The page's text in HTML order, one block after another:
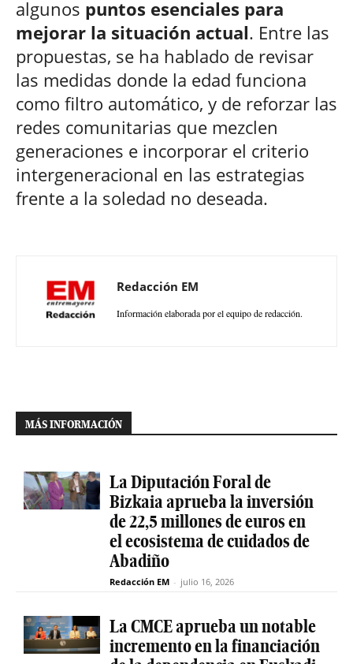
algunos puntos esenciales para
mejorar la situación actual. Entre las
propuestas, se ha hablado de revisar
las medidas donde la edad funciona
como filtro automático, y de reforzar las
redes comunitarias que mezclen
generaciones e incorporar el criterio
intergeneracional en las estrategias
frente a la soledad no deseada.
Redacción EM
Información elaborada por el equipo de redacción.
MÁS INFORMACIÓN
La Diputación Foral de
Bizkaia aprueba la inversión
de 22,5 millones de euros en
el ecosistema de cuidados de
Abadiño
Redacción EM - julio 16, 2026
La CMCE aprueba un notable
incremento en la financiación